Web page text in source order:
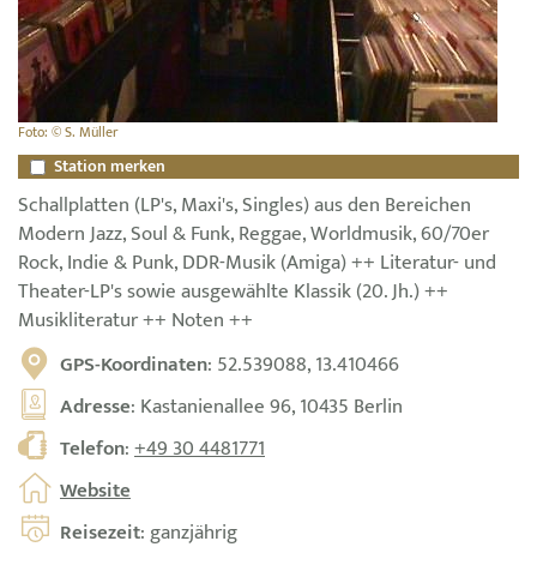
Foto: © S. Müller
Station merken
Schallplatten (LP's, Maxi's, Singles) aus den Bereichen
Modern Jazz, Soul & Funk, Reggae, Worldmusik, 60/70er
Rock, Indie & Punk, DDR-Musik (Amiga) ++ Literatur- und
Theater-LP's sowie ausgewählte Klassik (20. Jh.) ++
Musikliteratur ++ Noten ++
GPS-Koordinaten: 52.539088, 13.410466
Adresse: Kastanienallee 96, 10435 Berlin
Telefon:+49 30 4481771
Website
Reisezeit: ganzjährig